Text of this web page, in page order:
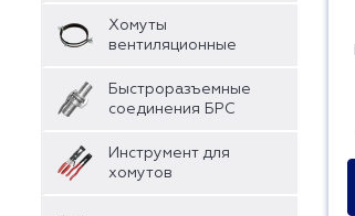
Хомуты
вентиляционные
Быстроразъемные
соединения БРС
Инструмент для
хомутов